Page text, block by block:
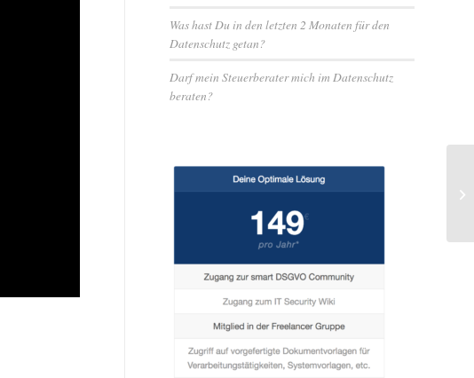
Was hast Du in den letzten 2 Monaten für den
Datenschutz getan?
Darf mein Steuerberater mich im Datenschutz
beraten?